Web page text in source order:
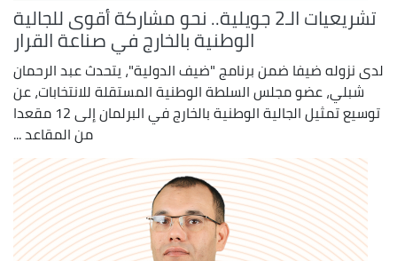
تشريعيات الـ2 جويلية.. نحو مشاركة أقوى للجالية
الوطنية بالخارج في صناعة القرار
لدى نزوله ضيفا ضمن برنامج "ضيف الدولية"، يتحدث عبد الرحمان
شبلي، عضو مجلس السلطة الوطنية المستقلة للانتخابات، عن
توسيع تمثيل الجالية الوطنية بالخارج في البرلمان إلى 12 مقعدا
من المقاعد ...